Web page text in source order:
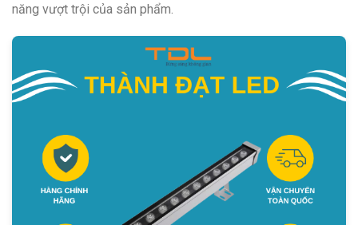
năng vượt trội của sản phẩm.